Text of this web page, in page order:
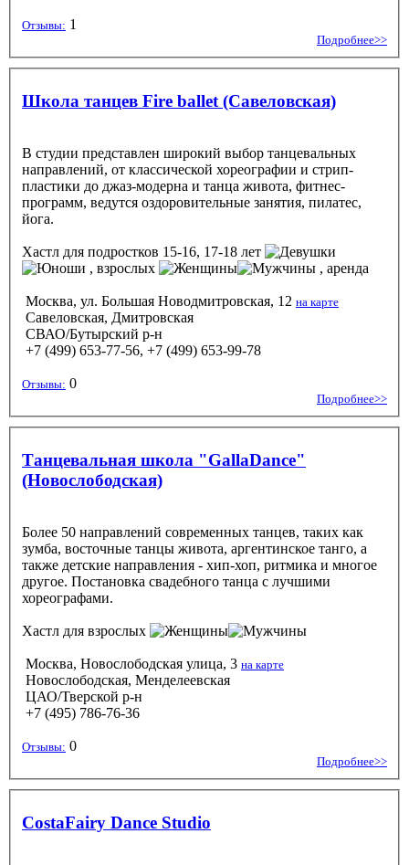
Отзывы: 1
Подробнее>>
Школа танцев Fire ballet (Савеловская)
В студии представлен широкий выбор танцевальных
направлений, от классической хореографии и стрип-
пластики до джаз-модерна и танца живота, фитнес-
программ, ведутся оздоровительные занятия, пилатес,
йога.
Хастл для подростков 15-16, 17-18 лет
, взрослых
, аренда
Москва, ул. Большая Новодмитровская, 12 на карте
Савеловская, Дмитровская
СВАО/Бутырский р-н
+7 (499) 653-77-56, +7 (499) 653-99-78
Отзывы: 0
Подробнее>>
Танцевальная школа "GallaDance"
(Новослободская)
Более 50 направлений современных танцев, таких как
зумба, восточные танцы живота, аргентинское танго, а
также детские направления - хип-хоп, ритмика и многое
другое. Постановка свадебного танца с лучшими
хореографами.
Хастл для взрослых
Москва, Новослободская улица, 3 на карте
Новослободская, Менделеевская
ЦАО/Тверской р-н
+7 (495) 786-76-36
Отзывы: 0
Подробнее>>
CostaFairy Dance Studio